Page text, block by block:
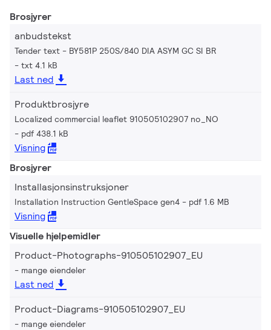
Brosjyrer
anbudstekst
Tender text - BY581P 250S/840 DIA ASYM GC SI BR
txt 4.1 kB
Last ned
Produktbrosjyre
Localized commercial leaflet 910505102907 no_NO
pdf 438.1 kB
Visning
Brosjyrer
Installasjonsinstruksjoner
Installation Instruction GentleSpace gen4 pdf 1.6 MB
Visning
Visuelle hjelpemidler
Product-Photographs-910505102907_EU
mange eiendeler
Last ned
Product-Diagrams-910505102907_EU
mange eiendeler